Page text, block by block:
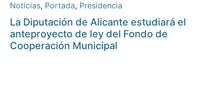
Noticias, Portada, Presidencia
La Diputación de Alicante estudiará el
anteproyecto de ley del Fondo de
Cooperación Municipal